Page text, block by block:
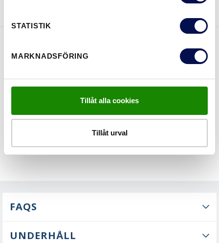
STATISTIK
MARKNADSFÖRING
Tillåt alla cookies
Tillåt urval
EGENSKAPER
FAQS
UNDERHÅLL